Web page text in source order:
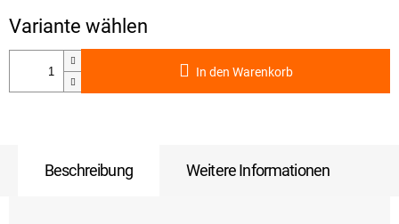
In den Warenkorb
Beschreibung Weitere Informationen